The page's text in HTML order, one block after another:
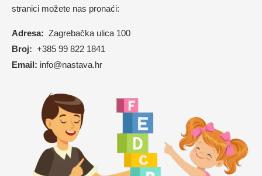
stranici možete nas pronaći:
Adresa: Zagrebačka ulica 100
Broj: +385 99 822 1841
Email: info@nastava.hr